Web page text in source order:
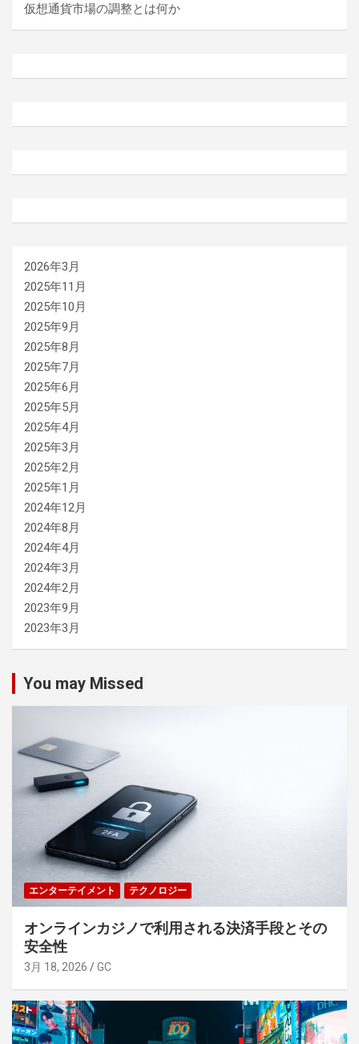
仮想通貨市場の調整とは何か
2026年3月
2025年11月
2025年10月
2025年9月
2025年8月
2025年7月
2025年6月
2025年5月
2025年4月
2025年3月
2025年2月
2025年1月
2024年12月
2024年8月
2024年4月
2024年3月
2024年2月
2023年9月
2023年3月
You may Missed
エンターテイメント テクノロジー
オンラインカジノで利用される決済手段とその
安全性
3月 18, 2026 GC